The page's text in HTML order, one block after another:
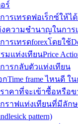
ร์
ารเทรดฟอเร็กซ์ให้ไ
ความชำนาญในการเ
ารเทรดforexโดยใช้
มแท่งเทียนPrice
ารกลับตัวแท่งเทียน
กTime frame ไหนดี ใ
าคาที่จะเข้าซื้อหรือขา
ราฟแท่งเทียนที่มีลัก
pattern)